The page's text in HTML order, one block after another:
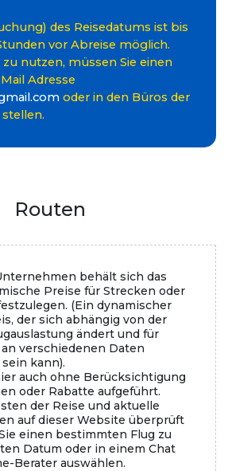
des Reisedatums ist bis
vor Abreise möglich.
zu nutzen, müssen Sie einen
Adresse
oder in den Büros der
Routen
behält sich das
Preise für Strecken oder
(Ein dynamischer
der sich abhängig von der
ändert und für
verschiedenen Daten
kann).
auch ohne Berücksichtigung
oder Rabatte aufgeführt.
der Reise und aktuelle
auf dieser Website überprüft
einen bestimmten Flug zu
Datum oder in einem Chat
Berater auswählen.